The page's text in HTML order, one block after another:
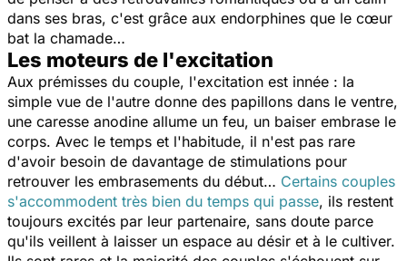
dans ses bras, c'est grâce aux endorphines que le cœur
bat la chamade…
Les moteurs de l'excitation
Aux prémisses du couple, l'excitation est innée : la
simple vue de l'autre donne des papillons dans le ventre,
une caresse anodine allume un feu, un baiser embrase le
corps. Avec le temps et l'habitude, il n'est pas rare
d'avoir besoin de davantage de stimulations pour
retrouver les embrasements du début… Certains couples
s'accommodent très bien du temps qui passe, ils restent
toujours excités par leur partenaire, sans doute parce
qu'ils veillent à laisser un espace au désir et à le cultiver.